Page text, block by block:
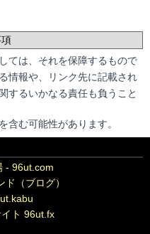
ては、それを保障するもので
情報や、リンク先に記載され
するいかなる責任も負うこと
含む可能性があります。
- 96ut.com
（ブログ）
ト 96ut.fx